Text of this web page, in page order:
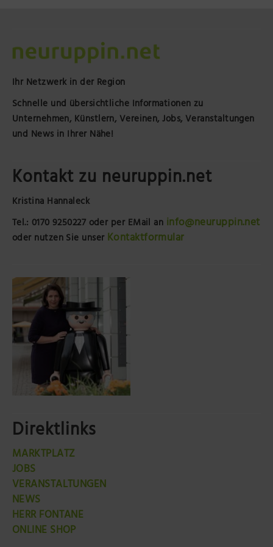
Ihr Netzwerk in der Region
Schnelle und übersichtliche Informationen zu
Unternehmen, Künstlern, Vereinen, Jobs, Veranstaltungen
und News in Ihrer Nähe!
Kontakt zu neuruppin.net
Kristina Hannaleck
Tel.: 0170 9250227 oder per EMail an info@neuruppin.net
oder nutzen Sie unser Kontaktformular
Direktlinks
MARKTPLATZ
JOBS
VERANSTALTUNGEN
NEWS
HERR FONTANE
ONLINE SHOP